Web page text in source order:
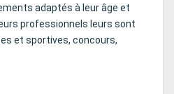
adaptés à leur âge et
professionnels leurs sont
et sportives, concours,